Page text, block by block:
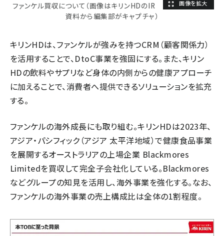
ファンケル買収について（画像はキリンHDのIR
資料から編集部がキャプチャ）
キリンHDは、ファンケルが強みを持つCRM（顧客関係力）
を活用することで、DtoC事業を強固にする。また、キリン
HDの飲料やサプリなど身体の内側からの健康アプローチ
に加えることで、消費者へ提供できるソリューションを拡充
する。
ファンケルの海外成長にも取り組む。キリンHDは2023年、
アジア・パシフィック（アジア 太平洋地域）で健康食品事業
を展開するオーストラリアの上場企業 Blackmores
Limitedを買収して完全子会社化している。Blackmores
などグループの知見を活用し、海外事業を強化する。なお、
ファンケルの海外事業の売上構成比は全体の1割程度。